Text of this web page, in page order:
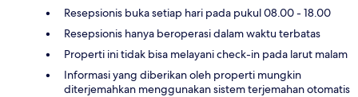
Resepsionis buka setiap hari pada pukul 08.00 - 18.00
Resepsionis hanya beroperasi dalam waktu terbatas
Properti ini tidak bisa melayani check-in pada larut malam
Informasi yang diberikan oleh properti mungkin
diterjemahkan menggunakan sistem terjemahan otomatis